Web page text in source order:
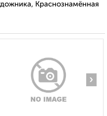
Краснознамённая
›